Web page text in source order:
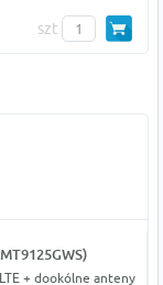
szt
+ dookólne anteny